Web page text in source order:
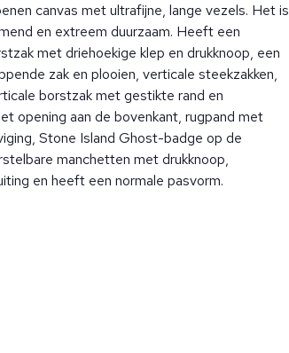
canvas met ultrafijne, lange vezels. Het is
en extreem duurzaam. Heeft een
met driehoekige klep en drukknoop, een
zak en plooien, verticale steekzakken,
borstzak met gestikte rand en
opening aan de bovenkant, rugpand met
Stone Island Ghost-badge op de
manchetten met drukknoop,
en heeft een normale pasvorm.